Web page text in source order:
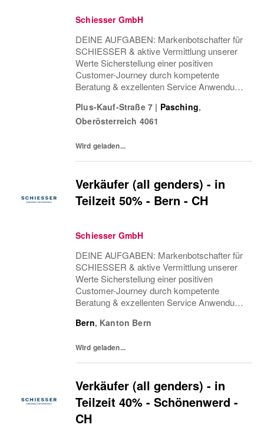
Schiesser GmbH
DEINE AUFGABEN: Markenbotschafter für
SCHIESSER & aktive Vermittlung unserer
Werte Sicherstellung einer positiven
Customer-Journey durch kompetente
Beratung & exzellenten Service Anwendung
Optimierung des Einkaufserlebnisses
Sicherstellung einer attraktiven...
Plus-Kauf-Straße 7 | Pasching,
Oberösterreich 4061
Wird geladen...
Verkäufer (all genders) - in
Teilzeit 50% - Bern - CH
Schiesser GmbH
DEINE AUFGABEN: Markenbotschafter für
SCHIESSER & aktive Vermittlung unserer
Werte Sicherstellung einer positiven
Customer-Journey durch kompetente
Beratung & exzellenten Service Anwendung
Optimierung des Einkaufserlebnisses
Bern, Kanton Bern
Wird geladen...
Verkäufer (all genders) - in
Teilzeit 40% - Schönenwerd -
CH